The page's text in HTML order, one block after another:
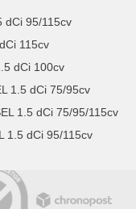
dCi 95/115cv
115cv
dCi 100cv
1.5 dCi 75/95cv
1.5 dCi 75/95/115cv
1.5 dCi 95/115cv